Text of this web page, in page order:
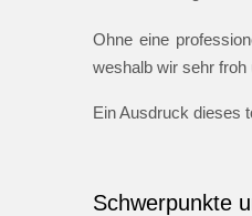
Ohne eine
weshalb wir sehr froh
Ein Ausdruck dieses
Schwerpunkte